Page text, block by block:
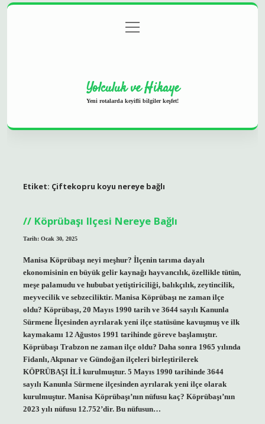
Gizlilik Politikası
menüyü
aç
Yolculuk ve Hikaye
Yeni rotalarda keyifli bilgiler keşfet!
Etiket: Çiftekopru koyu nereye bağlı
Köprübaşı Ilçesi Nereye Bağlı
Tarih: Ocak 30, 2025
Manisa Köprübaşı neyi meşhur? İlçenin tarıma dayalı
ekonomisinin en büyük gelir kaynağı hayvancılık, özellikle tütün,
meşe palamudu ve hububat yetiştiriciliği, balıkçılık, zeytincilik,
meyvecilik ve sebzeciliktir. Manisa Köprübaşı ne zaman ilçe
oldu? Köprübaşı, 20 Mayıs 1990 tarih ve 3644 sayılı Kanunla
Sürmene İlçesinden ayrılarak yeni ilçe statüsüne kavuşmuş ve ilk
kaymakamı 12 Ağustos 1991 tarihinde göreve başlamıştır.
Köprübaşı Trabzon ne zaman ilçe oldu? Daha sonra 1965 yılında
Fidanlı, Akpınar ve Gündoğan ilçeleri birleştirilerek
KÖPRÜBAŞI İLİ kurulmuştur. 5 Mayıs 1990 tarihinde 3644
sayılı Kanunla Sürmene ilçesinden ayrılarak yeni ilçe olarak
kurulmuştur. Manisa Köprübaşı’nın nüfusu kaç? Köprübaşı’nın
2023 yılı nüfusu 12.752’dir. Bu nüfusun…